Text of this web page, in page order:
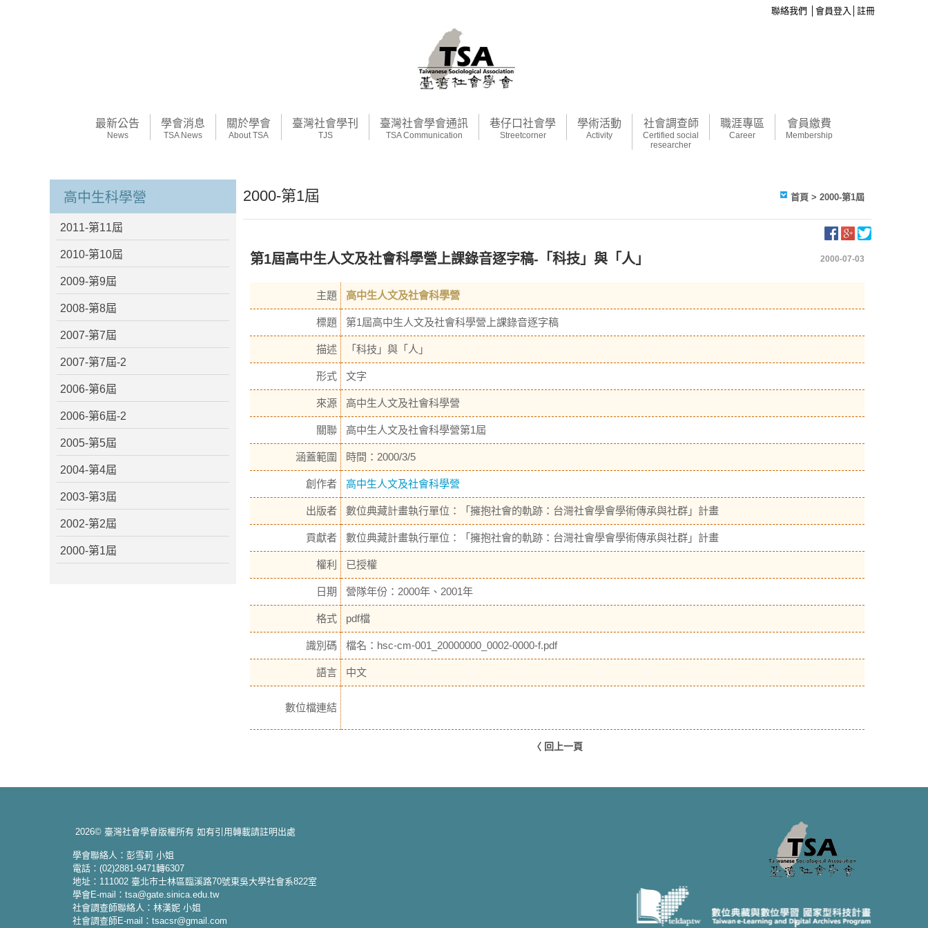
聯絡我們 會員登入 註冊
最新公告
News
學會消息
TSA News
關於學會
About TSA
臺灣社會學刊
TJS
臺灣社會學會通訊
TSA Communication
巷仔口社會學
Streetcorner
學術活動
Activity
社會調查師
Certified social
researcher
職涯專區
Career
會員繳費
Membership
高中生科學營
2011-第11屆
2010-第10屆
2009-第9屆
2008-第8屆
2007-第7屆
2007-第7屆-2
2006-第6屆
2006-第6屆-2
2005-第5屆
2004-第4屆
2003-第3屆
2002-第2屆
2000-第1屆
2000-第1屆 首頁 > 2000-第1屆
第1屆高中生人文及社會科學營上課錄音逐字稿-「科技」與「人」 2000-07-03
主題 高中生人文及社會科學營
標題 第1屆高中生人文及社會科學營上課錄音逐字稿
描述 「科技」與「人」
形式 文字
來源 高中生人文及社會科學營
關聯 高中生人文及社會科學營第1屆
涵蓋範圍 時間：2000/3/5
創作者 高中生人文及社會科學營
出版者 數位典藏計畫執行單位：「擁抱社會的軌跡：台灣社會學會學術傳承與社群」計畫
貢獻者 數位典藏計畫執行單位：「擁抱社會的軌跡：台灣社會學會學術傳承與社群」計畫
權利 已授權
日期 營隊年份：2000年、2001年
格式 pdf檔
識別碼 檔名：hsc-cm-001_20000000_0002-0000-f.pdf
語言 中文
數位檔連結
〈 回上一頁
2026© 臺灣社會學會版權所有 如有引用轉載請註明出處
學會聯絡人：彭雪莉 小姐
電話：(02)2881-9471轉6307
地址：111002 臺北市士林區臨溪路70號東吳大學社會系822室
學會E-mail：tsa@gate.sinica.edu.tw
社會調查師聯絡人：林漢妮 小姐
社會調查師E-mail：tsacsr@gmail.com